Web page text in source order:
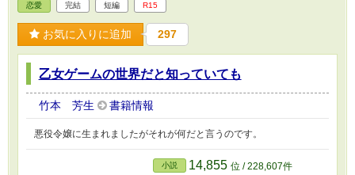
恋愛 完結 短編 R15
お気に入りに追加 297
乙女ゲームの世界だと知っていても
竹本 芳生 書籍情報
悪役令嬢に生まれましたがそれが何だと言うのです。
小説 14,855 位 / 228,607件